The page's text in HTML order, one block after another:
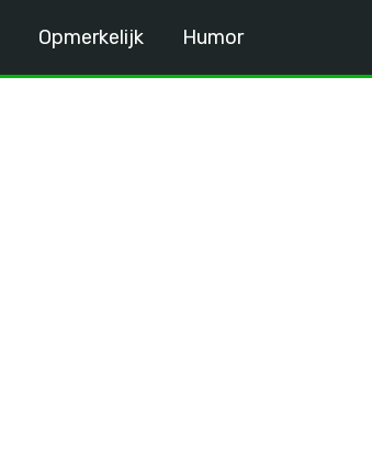
Opmerkelijk Humor